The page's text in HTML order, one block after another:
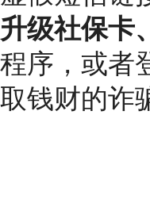
升级社保卡
程序，或者
取钱财的诈